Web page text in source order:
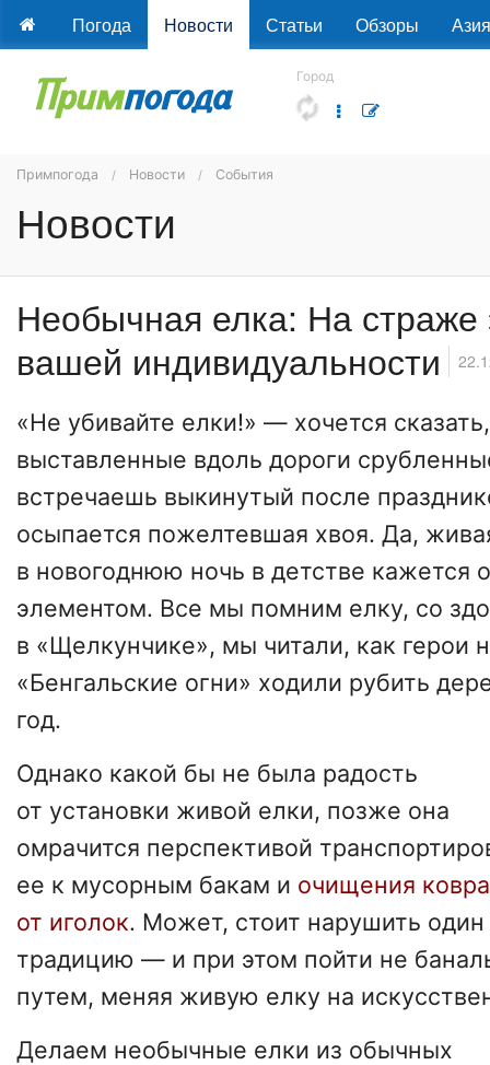
Погода Новости Статьи Обзоры Азия
Город
Примпогода Новости События
Новости
Необычная елка: На страже
вашей индивидуальности
«Не убивайте елки!» — хочется
выставленные вдоль дороги
встречаешь выкинутый после
осыпается пожелтевшая хвоя. Да,
в новогоднюю ночь в детстве кажется
элементом. Все мы помним елку, со
в «Щелкунчике», мы читали, как герои
«Бенгальские огни» ходили рубить
год.
Однако какой бы не была радость
от установки живой елки, позже она
омрачится перспективой
ее к мусорным бакам и очищения ковра
от иголок. Может, стоит нарушить один
традицию — и при этом пойти не
путем, меняя живую елку на
Делаем необычные елки из обычных